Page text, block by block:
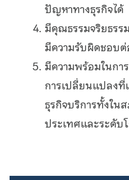
ปัญหาทางธุรกิจได้
มีคุณธรรมจริยธรร
มีความรับผิดชอบ
มีความพร้อมในก
การเปลี่ยนแปลง
ธุรกิจบริการทั้งใน
ประเทศและระดับ